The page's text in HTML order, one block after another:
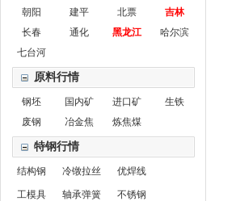
朝阳
建平 北票
吉林
长春
通化 黑龙江
哈尔滨
七台河
原料行情
钢坯 国内矿 进口矿
生铁
废钢
冶金焦 炼焦煤
特钢行情
结构钢 冷镦拉丝 优焊线
工模具 轴承弹簧 不锈钢